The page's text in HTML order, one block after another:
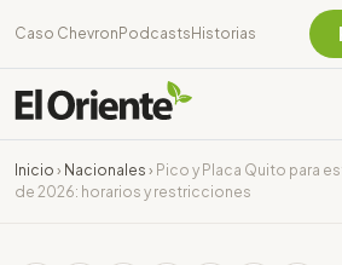
Caso Chevron Podcasts Historias
Inicio › Nacionales › Pico y Placa Quito para
de 2026: horarios y restricciones